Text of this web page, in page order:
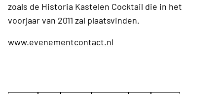
zoals de Historia Kastelen Cocktail die in het
voorjaar van 2011 zal plaatsvinden.
www.evenementcontact.nl